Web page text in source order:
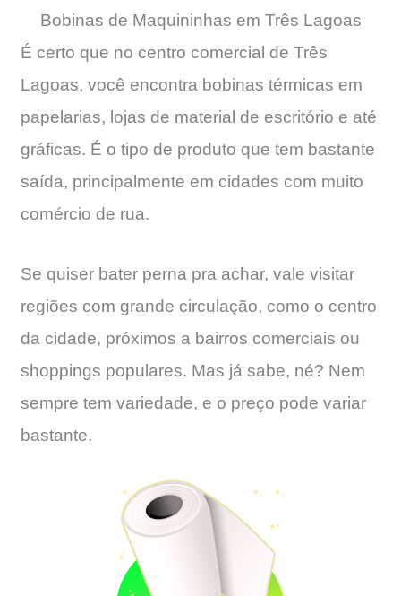
Bobinas de Maquininhas em Três Lagoas
É certo que no centro comercial de Três
Lagoas, você encontra bobinas térmicas em
papelarias, lojas de material de escritório e até
gráficas. É o tipo de produto que tem bastante
saída, principalmente em cidades com muito
comércio de rua.
Se quiser bater perna pra achar, vale visitar
regiões com grande circulação, como o centro
da cidade, próximos a bairros comerciais ou
shoppings populares. Mas já sabe, né? Nem
sempre tem variedade, e o preço pode variar
bastante.